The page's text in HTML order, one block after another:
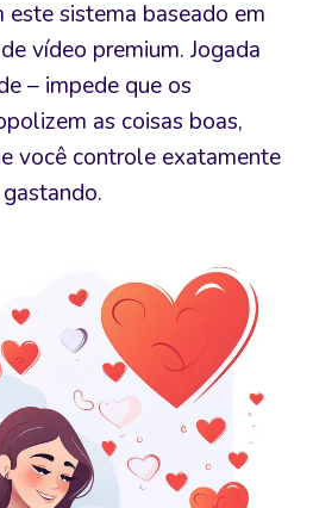
sistema baseado em
vídeo premium. Jogada
– impede que os
as coisas boas,
você controle exatamente